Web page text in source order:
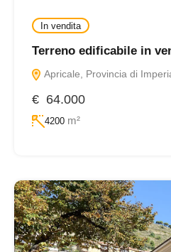
In vendita
Terreno edificabile in
Apricale, Provincia di
€ 64.000
4200 m²